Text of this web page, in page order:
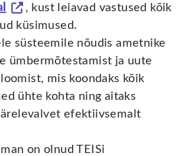
, kust leiavad vastused kõik
küsimused.
süsteemile nõudis ametnike
ümbermõtestamist ja uute
mis koondaks kõik
ühte kohta ning aitaks
efektiivsemalt
on olnud TEISi